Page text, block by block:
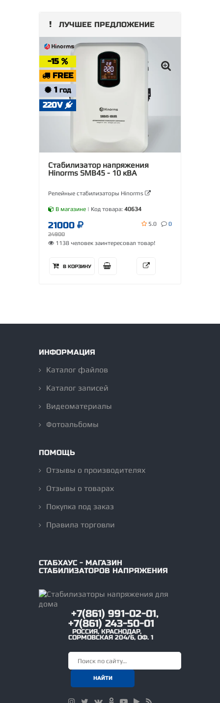
ЛУЧШЕЕ ПРЕДЛОЖЕНИЕ
-15
FREE
1 ГОД
220V
Стабилизатор напряжения
Hinorms SMB45 - 10 кВА
Релейные стабилизаторы Hinorms
В магазине | Код товара: 40634
21000
24900
5.0 0
1138 человек заинтересовал товар!
В КОРЗИНУ
ИНФОРМАЦИЯ
Каталог файлов
Каталог записей
Видеоматериалы
Фотоальбомы
ПОМОЩЬ
Отзывы о производителях
Отзывы о товарах
Покупка под заказ
Правила торговли
СТАБХАУС - МАГАЗИН
СТАБИЛИЗАТОРОВ НАПРЯЖЕНИЯ
+7(861) 991-02-01,
+7(861) 243-50-01
РОССИЯ,КРАСНОДАР,
СОРМОВСКАЯ 204/6, ОФ. 1